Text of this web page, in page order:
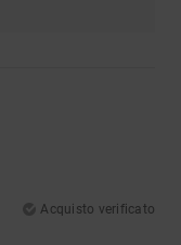
Acquisto verificato